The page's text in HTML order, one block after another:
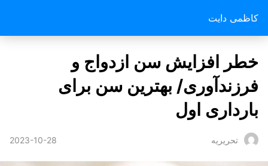
کاظمی دایت
خطر افزایش سن ازدواج و
فرزندآوری/ بهترین سن برای
بارداری اول
تحریریه 2023-10-28